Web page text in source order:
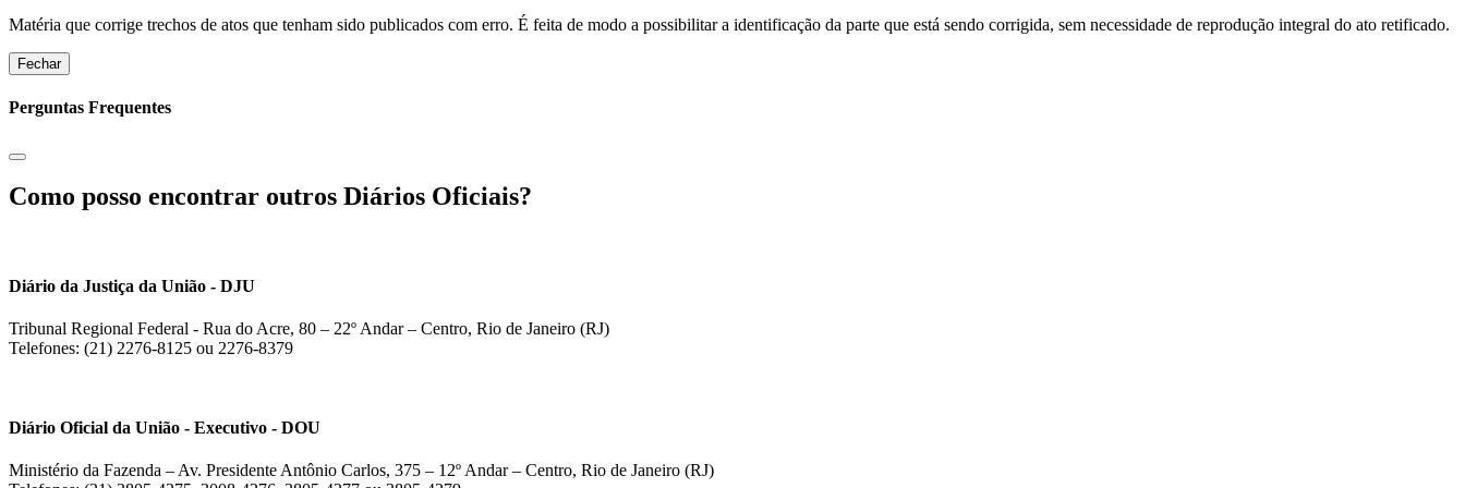
Matéria que corrige trechos de atos que tenham sido publicados com erro. É feita de modo a possibilitar a identificação da parte que está sendo corrigida, sem necessidade de reprodução integral do ato retificado.
Fechar
Perguntas Frequentes
Como posso encontrar outros Diários Oficiais?
Diário da Justiça da União - DJU
Tribunal Regional Federal - Rua do Acre, 80 – 22º Andar – Centro, Rio de Janeiro (RJ)
Telefones: (21) 2276-8125 ou 2276-8379
Diário Oficial da União - Executivo - DOU
Ministério da Fazenda – Av. Presidente Antônio Carlos, 375 – 12º Andar – Centro, Rio de Janeiro (RJ)